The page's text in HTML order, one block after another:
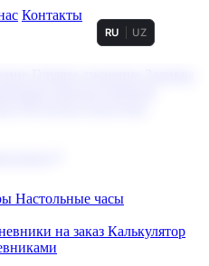
Контакты
RU UZ
Настольные часы
на заказ Калькулятор